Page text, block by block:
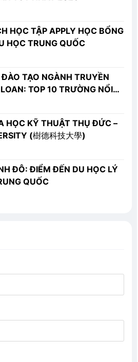
HỌC TẬP APPLY HỌC BỔNG
HỌC TRUNG QUỐC
TẠO NGÀNH TRUYỀN
TOP 10 TRƯỜNG NỔI
HỌC KỸ THUẬT THỤ ĐỨC –
(樹德科技大學)
ĐÔ: ĐIỂM ĐẾN DU HỌC LÝ
QUỐC